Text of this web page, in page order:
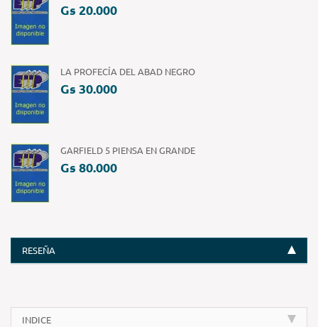
Gs 20.000
LA PROFECÍA DEL ABAD NEGRO
Gs 30.000
GARFIELD 5 PIENSA EN GRANDE
Gs 80.000
RESEÑA
INDICE